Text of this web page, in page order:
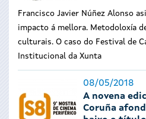
Francisco Javier Núñez Alonso
impacto á mellora. Metodoloxía
culturais. O caso do Festival de
Institucional da Xunta
08/05/2018
A novena
Coruña